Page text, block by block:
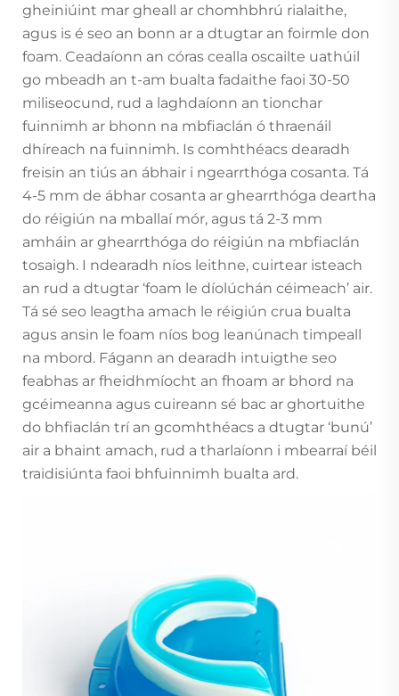
gheiniúint mar gheall ar chomhbhrú rialaithe,
agus is é seo an bonn ar a dtugtar an foirmle don
foam. Ceadaíonn an córas cealla oscailte uathúil
go mbeadh an t-am bualta fadaithe faoi 30-50
miliseocund, rud a laghdaíonn an tionchar
fuinnimh ar bhonn na mbfiaclán ó thraenáil
dhíreach na fuinnimh. Is comhthéacs dearadh
freisin an tiús an ábhair i ngearrthóga cosanta. Tá
4-5 mm de ábhar cosanta ar ghearrthóga deartha
do réigiún na mballaí mór, agus tá 2-3 mm
amháin ar ghearrthóga do réigiún na mbfiaclán
tosaigh. I ndearadh níos leithne, cuirtear isteach
an rud a dtugtar ‘foam le díolúchán céimeach’ air.
Tá sé seo leagtha amach le réigiún crua bualta
agus ansin le foam níos bog leanúnach timpeall
na mbord. Fágann an dearadh intuigthe seo
feabhas ar fheidhmíocht an fhoam ar bhord na
gcéimeanna agus cuireann sé bac ar ghortuithe
do bhfiaclán trí an gcomhthéacs a dtugtar ‘bunú’
air a bhaint amach, rud a tharlaíonn i mbearraí béil
traidisiúnta faoi bhfuinnimh bualta ard.